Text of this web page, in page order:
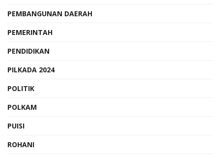
PEMBANGUNAN DAERAH
PEMERINTAH
PENDIDIKAN
PILKADA 2024
POLITIK
POLKAM
PUISI
ROHANI